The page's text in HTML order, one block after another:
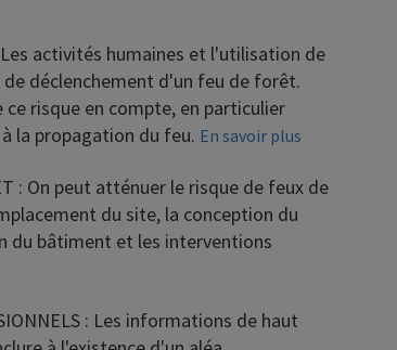
Les activités humaines et l'utilisation de
déclenchement d'un feu de forêt.
risque en compte, en particulier
la propagation du feu. En savoir plus
: On peut atténuer le risque de feux de
du site, la conception du
du bâtiment et les interventions
: Les informations de haut